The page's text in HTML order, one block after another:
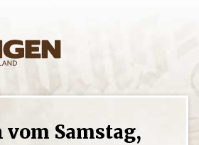
Samstag,